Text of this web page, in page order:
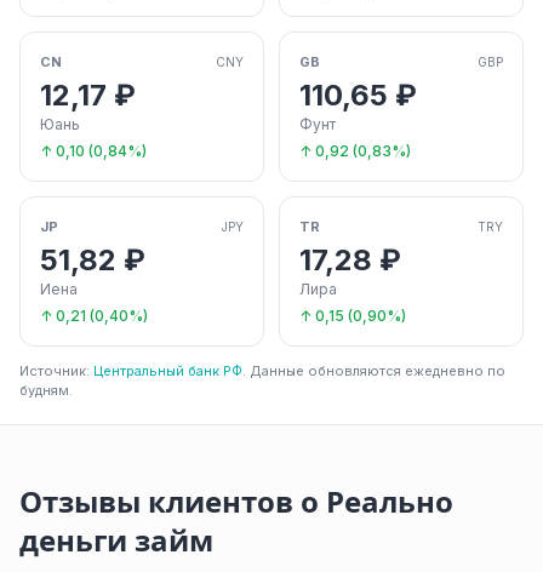
CN CNY
12,17 ₽
Юань
↑ 0,10 (0,84%)
GB GBP
110,65 ₽
Фунт
↑ 0,92 (0,83%)
JP JPY
51,82 ₽
Иена
↑ 0,21 (0,40%)
TR TRY
17,28 ₽
Лира
↑ 0,15 (0,90%)
Источник: Центральный банк РФ. Данные обновляются ежедневно по
будням.
Отзывы клиентов о Реально
деньги займ